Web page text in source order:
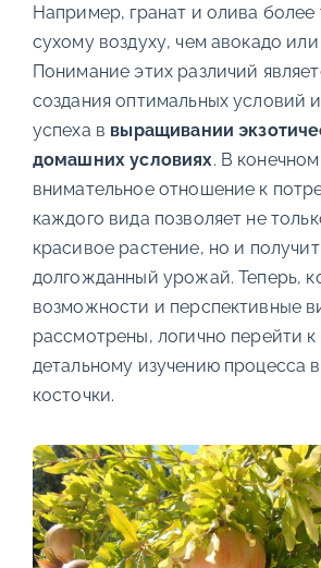
Например, гранат и олива
сухому воздуху, чем авокадо
Понимание этих различий
создания оптимальных условий
успеха в выращивании
домашних условиях. В конечном
внимательное отношение к
каждого вида позволяет не
красивое растение, но и
долгожданный урожай. Теперь,
возможности и перспективные
рассмотрены, логично перейти
детальному изучению процесса
косточки.